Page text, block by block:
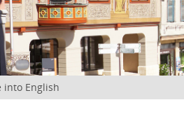
into English